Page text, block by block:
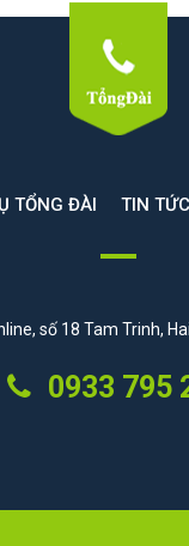
TỔNG ĐÀI TIN TỨC
số 18 Tam Trinh,
0933 795